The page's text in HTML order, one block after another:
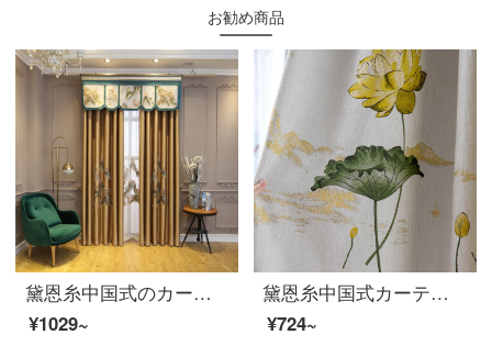
お勧め商品
黛恩糸中国式のカーテンは高精密なシミュレーション糸山水をカスタマイズしました。中国風の新中国式の古典刺繍リビングルームの書斎の遮光布のカーテンをカスタマイズしました。カレー色の布は幅が5.2メートルで、6.5メートルです。8.0メートルです。
¥1029~
黛恩糸中国式カーテン客間北欧简约模仿カシミヤ寝室の窓の遮光布のカーテンの完成品をカスタマイズした蓮池の月の色-緑の紗の幅一メートル(加工無料)
¥724~